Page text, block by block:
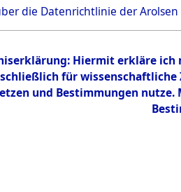
die Datenrichtlinie der Arolsen
Hiermit erkläre ich
für
und Bestimmungen